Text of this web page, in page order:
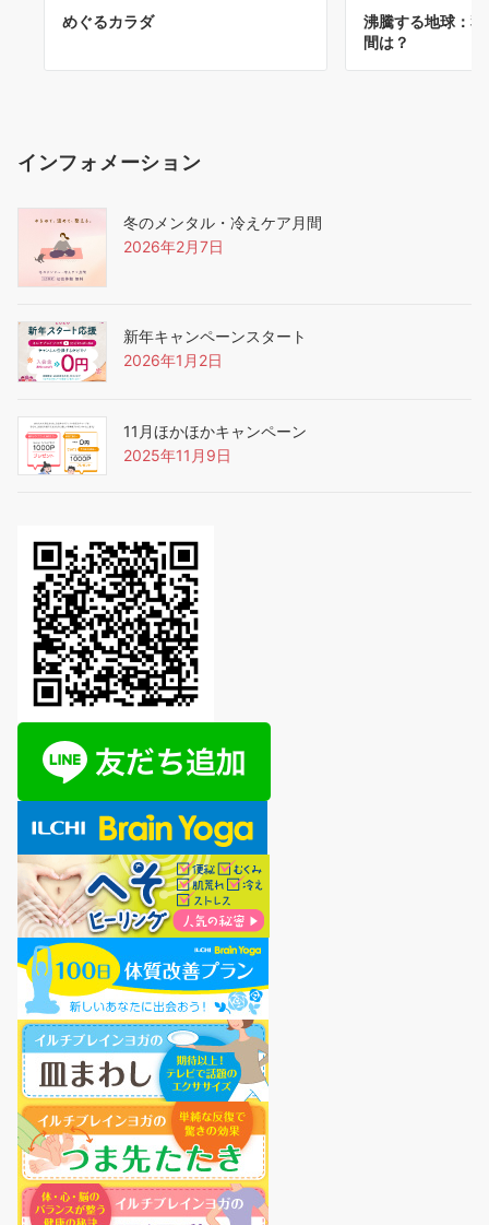
めぐるカラダ
沸騰する地球：
間は？
インフォメーション
冬のメンタル・冷えケア月間
2026年2月7日
新年キャンペーンスタート
2026年1月2日
11月ほかほかキャンペーン
2025年11月9日